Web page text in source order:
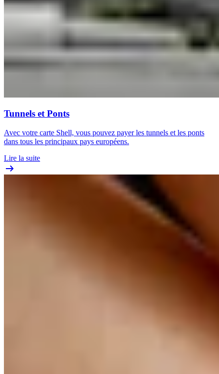
Tunnels et Ponts
Avec votre carte Shell, vous pouvez payer les tunnels et les ponts
dans tous les principaux pays européens.
Lire la suite